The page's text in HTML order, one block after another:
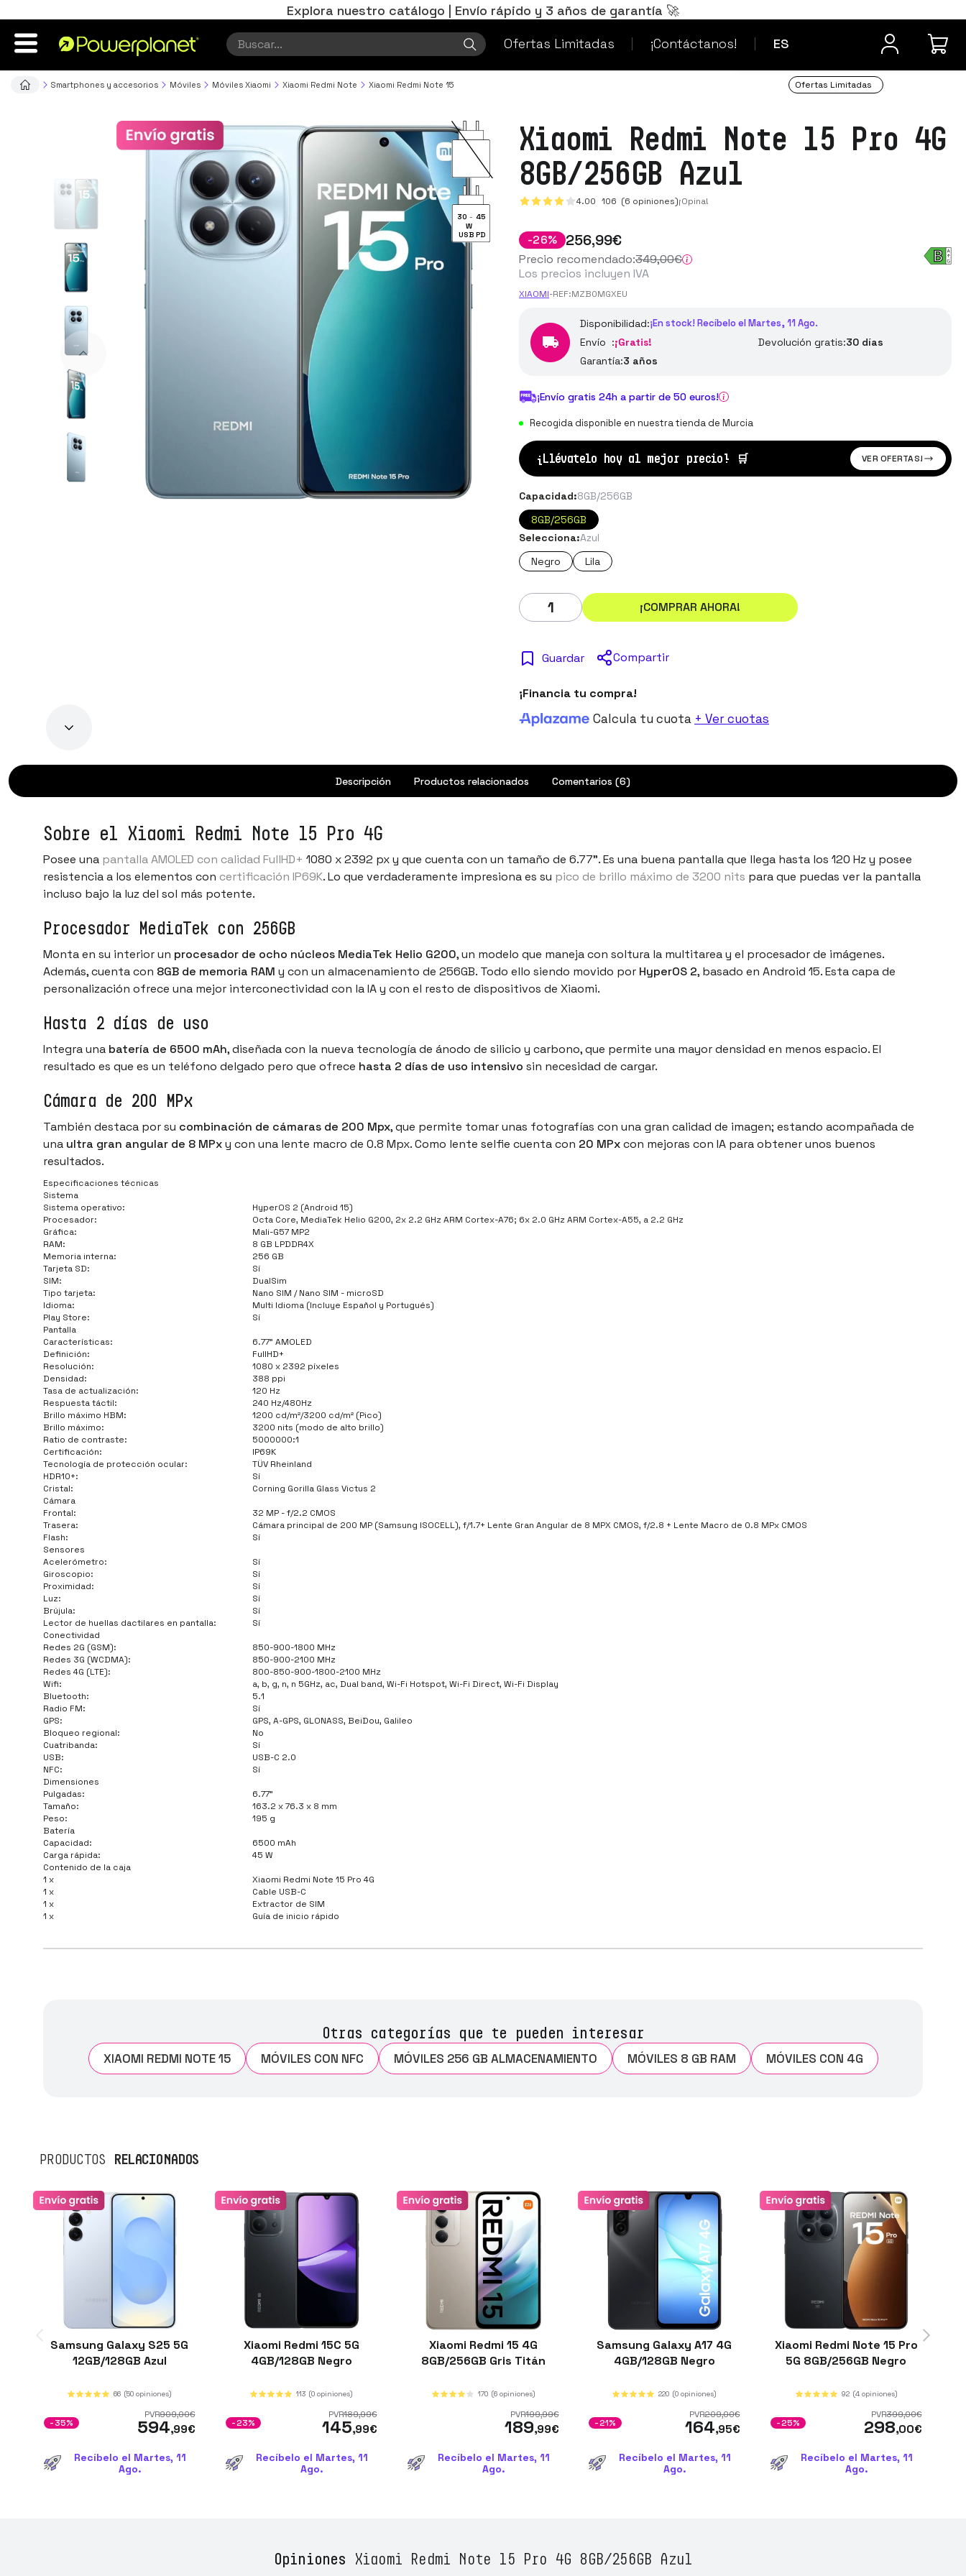
Explora nuestro catálogo | Envío rápido y 3 años de garantía 🚀
ES
Ofertas Limitadas ¡Contáctanos!
¿Dudas? Contacta
Smartphones y accesorios Móviles Móviles Xiaomi Xiaomi Redmi Note Xiaomi Redmi Note 15 Ofertas Limitadas
30 - 45
W
USB PD
Xiaomi Redmi Note 15 Pro 4G
8GB/256GB Azul
4.00 106 (6 opiniones)¡Opina!
-26% 256,99€
Precio recomendado:349,00€
Los precios incluyen IVA
XIAOMI-REF:MZB0MGXEU
Disponibilidad:¡En stock! Recíbelo el Martes, 11 Ago.
Envío :¡Gratis! Devolución gratis:30 días
Garantía:3 años
¡Envío gratis 24h a partir de 50 euros!
Recogida disponible en nuestra tienda de Murcia
¡Llévatelo hoy al mejor precio! 🛒 VER OFERTAS!
Capacidad:8GB/256GB
8GB/256GB
Selecciona:Azul
Negro
Lila
¡COMPRAR AHORA!
Guardar Compartir
¡Financia tu compra!
Calcula tu cuota + Ver cuotas
Descripción Productos relacionados Comentarios (6)
Sobre el Xiaomi Redmi Note 15 Pro 4G
Posee una pantalla AMOLED con calidad FullHD+ 1080 x 2392 px y que cuenta con un tamaño de 6.77". Es una buena pantalla que llega hasta los 120 Hz y posee
resistencia a los elementos con certificación IP69K. Lo que verdaderamente impresiona es su pico de brillo máximo de 3200 nits para que puedas ver la pantalla
incluso bajo la luz del sol más potente.
Procesador MediaTek con 256GB
Monta en su interior un procesador de ocho núcleos MediaTek Helio G200, un modelo que maneja con soltura la multitarea y el procesador de imágenes.
Además, cuenta con 8GB de memoria RAM y con un almacenamiento de 256GB. Todo ello siendo movido por HyperOS 2, basado en Android 15. Esta capa de
personalización ofrece una mejor interconectividad con la IA y con el resto de dispositivos de Xiaomi.
Hasta 2 días de uso
Integra una batería de 6500 mAh, diseñada con la nueva tecnología de ánodo de silicio y carbono, que permite una mayor densidad en menos espacio. El
resultado es que es un teléfono delgado pero que ofrece hasta 2 días de uso intensivo sin necesidad de cargar.
Cámara de 200 MPx
También destaca por su combinación de cámaras de 200 Mpx, que permite tomar unas fotografías con una gran calidad de imagen; estando acompañada de
una ultra gran angular de 8 MPxy con una lente macro de 0.8 Mpx. Como lente selfie cuenta con 20 MPxcon mejoras con IA para obtener unos buenos
resultados.
Especificaciones técnicas
Sistema
Sistema operativo:
HyperOS 2 (Android 15)
Procesador:
Octa Core, MediaTek Helio G200, 2x 2.2 GHz ARM Cortex-A76; 6x 2.0 GHz ARM Cortex-A55, a 2.2 GHz
Gráfica:
Mali-G57 MP2
RAM:
8 GB LPDDR4X
Memoria interna:
256 GB
Tarjeta SD:
Sí
SIM:
DualSim
Tipo tarjeta:
Nano SIM / Nano SIM - microSD
Idioma:
Multi Idioma (Incluye Español y Portugués)
Play Store:
Sí
Pantalla
Características:
6.77" AMOLED
Definición:
FullHD+
Resolución:
1080 x 2392 píxeles
Densidad:
388 ppi
Tasa de actualización:
120 Hz
Respuesta táctil:
240 Hz/480Hz
Brillo máximo HBM:
1200 cd/m²/3200 cd/m² (Pico)
Brillo máximo:
3200 nits (modo de alto brillo)
Ratio de contraste:
5000000:1
Certificación:
IP69K
Tecnología de protección ocular:
TÜV Rheinland
HDR10+:
Sí
Cristal:
Corning Gorilla Glass Victus 2
Cámara
Frontal:
32 MP - f/2.2 CMOS
Trasera:
Cámara principal de 200 MP (Samsung ISOCELL), f/1.7+ Lente Gran Angular de 8 MPX CMOS, f/2.8 + Lente Macro de 0.8 MPx CMOS
Flash:
Sí
Sensores
Acelerómetro:
Sí
Giroscopio:
Sí
Proximidad:
Sí
Luz:
Sí
Brújula:
Sí
Lector de huellas dactilares en pantalla:
Sí
Conectividad
Redes 2G (GSM):
850-900-1800 MHz
Redes 3G (WCDMA):
850-900-2100 MHz
Redes 4G (LTE):
800-850-900-1800-2100 MHz
Wifi:
a, b, g, n, n 5GHz, ac, Dual band, Wi-Fi Hotspot, Wi-Fi Direct, Wi-Fi Display
Bluetooth:
5.1
Radio FM:
Sí
GPS:
GPS, A-GPS, GLONASS, BeiDou, Galileo
Bloqueo regional:
No
Cuatribanda:
Sí
USB:
USB-C 2.0
NFC:
Sí
Dimensiones
Pulgadas:
6.77"
Tamaño:
163.2 x 76.3 x 8 mm
Peso:
195 g
Batería
Capacidad:
6500 mAh
Carga rápida:
45 W
Contenido de la caja
1 x
Xiaomi Redmi Note 15 Pro 4G
1 x
Cable USB-C
1 x
Extractor de SIM
1 x
Guía de inicio rápido
Otras categorías que te pueden interesar
XIAOMI REDMI NOTE 15 MÓVILES CON NFC MÓVILES 256 GB ALMACENAMIENTO MÓVILES 8 GB RAM MÓVILES CON 4G
PRODUCTOS RELACIONADOS
Samsung Galaxy S25 5G
12GB/128GB Azul
66 (50 opiniones)
PVR909,00€
594,99€
-35%
Recíbelo el Martes, 11
Ago.
Xiaomi Redmi 15C 5G
4GB/128GB Negro
113 (0 opiniones)
PVR189,99€
145,99€
-23%
Recíbelo el Martes, 11
Ago.
Xiaomi Redmi 15 4G
8GB/256GB Gris Titán
170 (6 opiniones)
PVR199,99€
189,99€
Recíbelo el Martes, 11
Ago.
Samsung Galaxy A17 4G
4GB/128GB Negro
220 (0 opiniones)
PVR209,00€
164,95€
-21%
Recíbelo el Martes, 11
Ago.
Xiaomi Redmi Note 15 Pro
5G 8GB/256GB Negro
92 (4 opiniones)
PVR399,00€
298,00€
-25%
Recíbelo el Martes, 11
Ago.
Opiniones Xiaomi Redmi Note 15 Pro 4G 8GB/256GB Azul